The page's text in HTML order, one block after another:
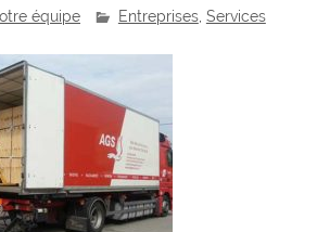
équipe Entreprises, Services